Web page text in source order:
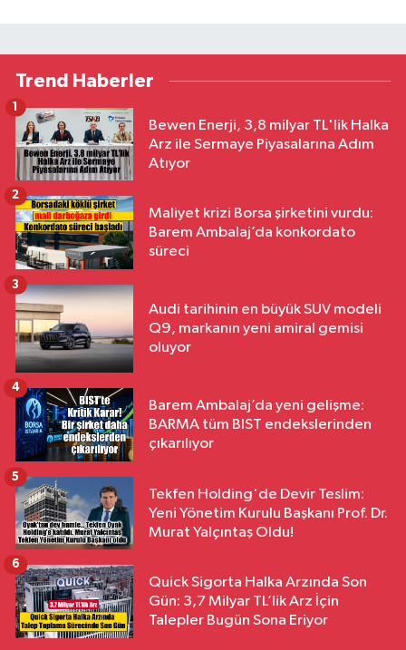
Trend Haberler
Bewen Enerji, 3,8 milyar TL'lik Halka
Arz ile Sermaye Piyasalarına Adım
Atıyor
1
Maliyet krizi Borsa şirketini vurdu:
Barem Ambalaj’da konkordato
süreci
2
Audi tarihinin en büyük SUV modeli
Q9, markanın yeni amiral gemisi
oluyor
3
Barem Ambalaj’da yeni gelişme:
BARMA tüm BIST endekslerinden
çıkarılıyor
4
Tekfen Holding'de Devir Teslim:
Yeni Yönetim Kurulu Başkanı Prof. Dr.
Murat Yalçıntaş Oldu!
5
Quick Sigorta Halka Arzında Son
Gün: 3,7 Milyar TL’lik Arz İçin
Talepler Bugün Sona Eriyor
6